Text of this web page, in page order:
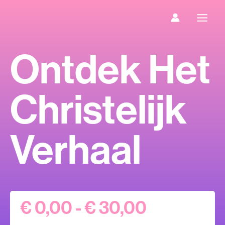
Ontdek Het
Christelijk
Verhaal
€0,00-€30,00